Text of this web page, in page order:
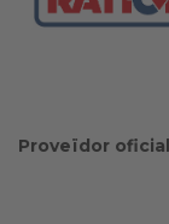
Proveïdor oficial